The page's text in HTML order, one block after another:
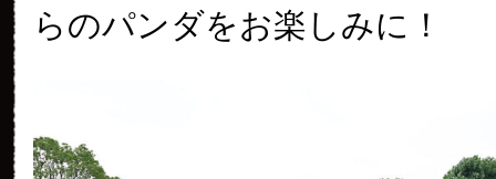
らのパンダをお楽しみに！